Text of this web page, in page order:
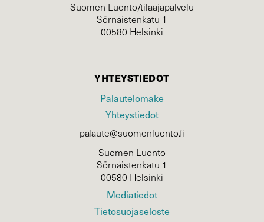
Suomen Luonto/tilaajapalvelu
Sörnäistenkatu 1
00580 Helsinki
YHTEYSTIEDOT
Palautelomake
Yhteystiedot
palaute@suomenluonto.fi
Suomen Luonto
Sörnäistenkatu 1
00580 Helsinki
Mediatiedot
Tietosuojaseloste